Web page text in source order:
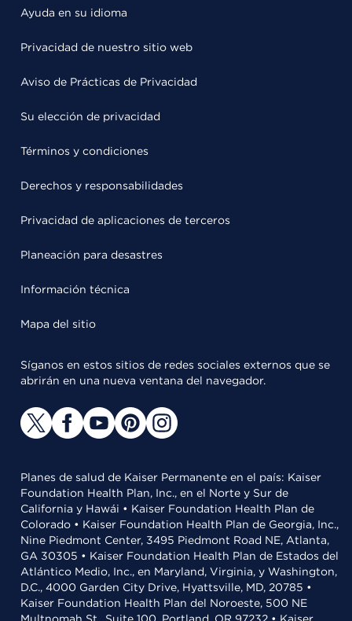
Ayuda en su idioma
Privacidad de nuestro sitio web
Aviso de Prácticas de Privacidad
Su elección de privacidad
Términos y condiciones
Derechos y responsabilidades
Privacidad de aplicaciones de terceros
Planeación para desastres
Información técnica
Mapa del sitio
Síganos en estos sitios de redes sociales externos que se
abrirán en una nueva ventana del navegador.
Planes de salud de Kaiser Permanente en el país: Kaiser
Foundation Health Plan, Inc., en el Norte y Sur de
California y Hawái • Kaiser Foundation Health Plan de
Colorado • Kaiser Foundation Health Plan de Georgia, Inc.,
Nine Piedmont Center, 3495 Piedmont Road NE, Atlanta,
GA 30305 • Kaiser Foundation Health Plan de Estados del
Atlántico Medio, Inc., en Maryland, Virginia, y Washington,
D.C., 4000 Garden City Drive, Hyattsville, MD, 20785 •
Kaiser Foundation Health Plan del Noroeste, 500 NE